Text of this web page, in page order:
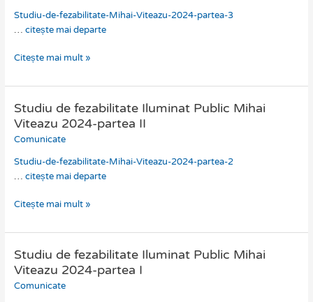
Studiu-de-fezabilitate-Mihai-Viteazu-2024-partea-3
… citește mai departe
Public
Mihai
2024-
Citește mai mult »
Studiu de fezabilitate Iluminat Public Mihai
Viteazu 2024-partea II
Comunicate
Studiu-de-fezabilitate-Mihai-Viteazu-2024-partea-2
… citește mai departe
Studiu
de
fezabilitate
Public
Mihai
2024-
Citește mai mult »
Studiu de fezabilitate Iluminat Public Mihai
Viteazu 2024-partea I
Comunicate
Studiu
de
fezabilitate